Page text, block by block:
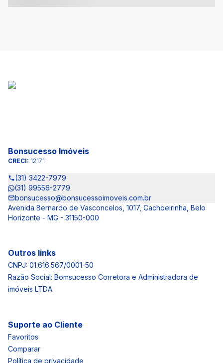
Bonsucesso Imóveis
CRECI: 12171
(31) 3422-7979
(31) 99556-2779
bonsucesso@bonsucessoimoveis.com.br
Avenida Bernardo de Vasconcelos, 1017, Cachoeirinha, Belo
Horizonte - MG - 31150-000
Outros links
CNPJ: 01.616.567/0001-50
Razão Social: Bomsucesso Corretora e Administradora de
imóveis LTDA
Suporte ao Cliente
Favoritos
Comparar
Política de privacidade